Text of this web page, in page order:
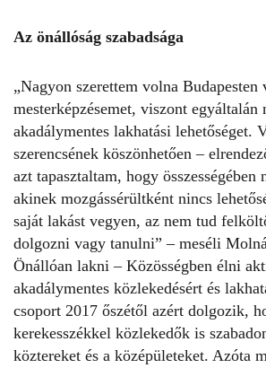
Az önállóság szabadsága
„Nagyon szerettem volna Budapesten
mesterképzésemet, viszont egyáltalán
akadálymentes lakhatási lehetőséget.
szerencsének köszönhetően –
azt tapasztaltam, hogy összességében
akinek mozgássérültként nincs
saját lakást vegyen, az nem tud
dolgozni vagy tanulni” – meséli
Önállóan lakni – Közösségben élni
akadálymentes közlekedésért és
csoport 2017 őszétől azért dolgozik,
kerekesszékkel közlekedők is
köztereket és a középületeket. Azóta